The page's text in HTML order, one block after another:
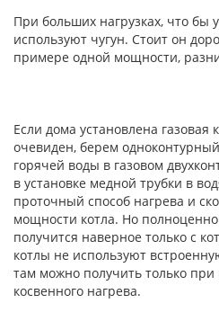
При больших нагрузках, что бы
используют чугун. Стоит он
примере одной мощности,
Если дома установлена газовая
очевиден, берем
горячей воды в газовом
в установке медной трубки в
проточный способ нагрева и
мощности котла. Но
получится наверное только с
котлы не используют
там можно получить только
косвенного нагрева.